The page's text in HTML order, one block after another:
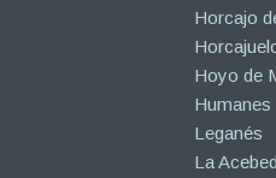
Horcajo
Hoyo de
Humanes
Leganés
La